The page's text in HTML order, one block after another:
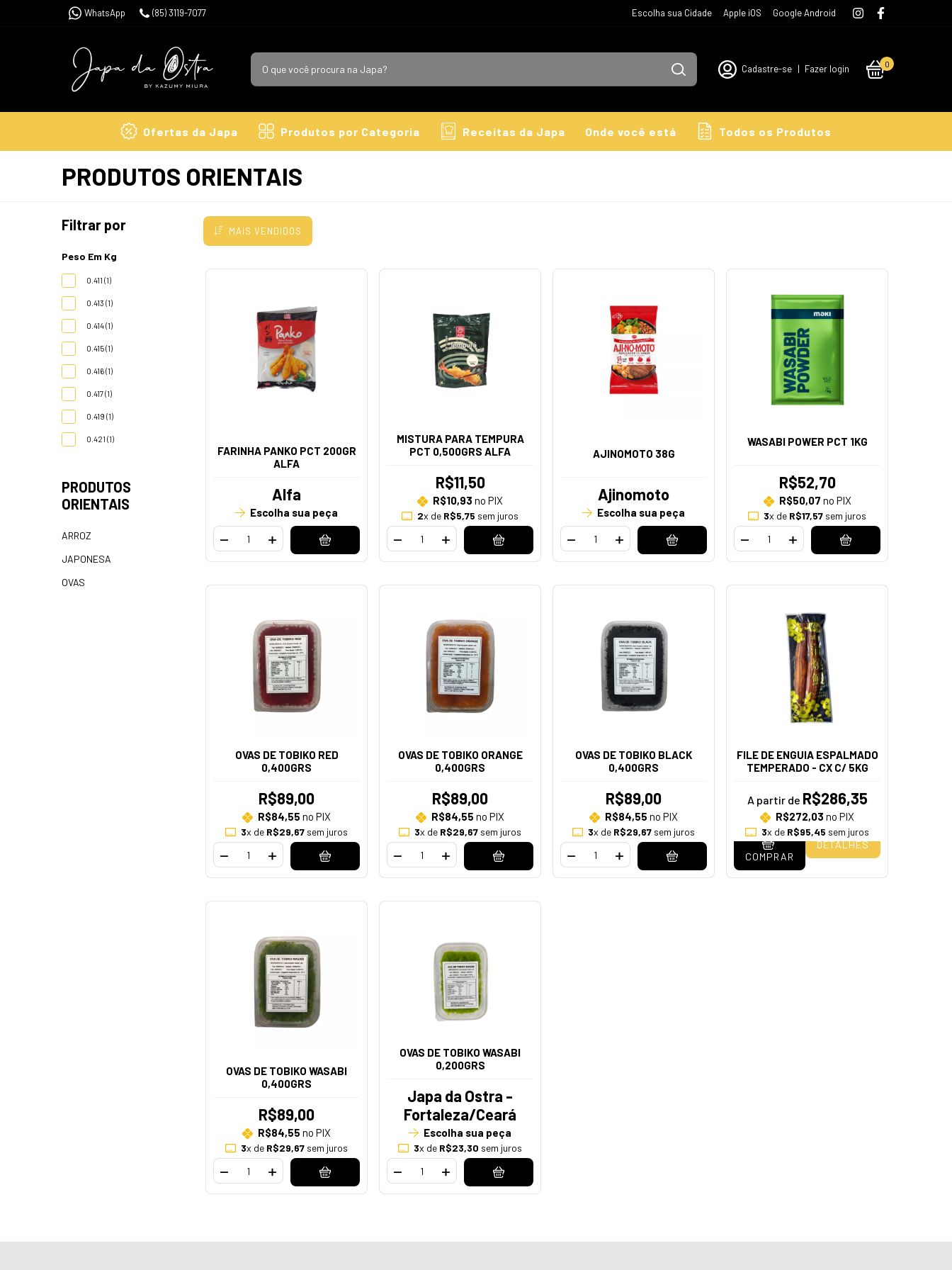
WhatsApp (85) 3119-7077 Escolha sua Cidade Apple iOS Google Android
Cadastre-se | Fazer login 0
Ofertas da Japa Produtos por Categoria Receitas da Japa Onde você está Todos os Produtos
PRODUTOS ORIENTAIS
Filtrar por
Peso Em Kg
0.411 (1)
0.413 (1)
0.414 (1)
0.415 (1)
0.416 (1)
0.417 (1)
0.419 (1)
0.421 (1)
PRODUTOS
ORIENTAIS
ARROZ
JAPONESA
OVAS
MAIS VENDIDOS
FARINHA PANKO PCT 200GR
ALFA
Alfa
Escolha sua peça
MISTURA PARA TEMPURA
PCT 0,500GRS ALFA
R$11,50
R$10,93 no PIX
2x de R$5,75 sem juros
AJINOMOTO 38G
Ajinomoto
Escolha sua peça
WASABI POWER PCT 1KG
R$52,70
R$50,07 no PIX
3x de R$17,57 sem juros
OVAS DE TOBIKO RED
0,400GRS
R$89,00
R$84,55 no PIX
3x de R$29,67 sem juros
OVAS DE TOBIKO ORANGE
0,400GRS
R$89,00
R$84,55 no PIX
3x de R$29,67 sem juros
OVAS DE TOBIKO BLACK
0,400GRS
R$89,00
R$84,55 no PIX
3x de R$29,67 sem juros
FILE DE ENGUIA ESPALMADO
TEMPERADO - CX C/ 5KG
A partir de R$286,35
R$272,03 no PIX
3x de R$95,45 sem juros
COMPRAR
DETALHES
OVAS DE TOBIKO WASABI
0,400GRS
R$89,00
R$84,55 no PIX
3x de R$29,67 sem juros
OVAS DE TOBIKO WASABI
0,200GRS
Japa da Ostra -
Fortaleza/Ceará
Escolha sua peça
3x de R$23,30 sem juros